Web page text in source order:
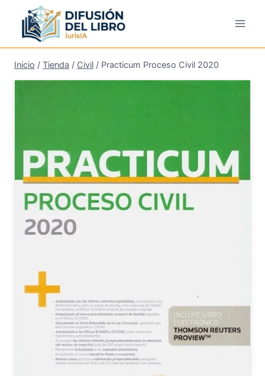
contenido
Inicio / Tienda / Civil / Practicum Proceso Civil 2020